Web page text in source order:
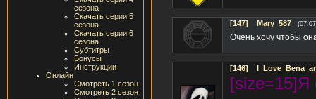
сезона
Скачать серии 5
сезона
Скачать серии 6
сезона
Субтитры
Бонусы
Инструкции
Онлайн
Смотреть 1 сезон
Смотреть 2 сезон
[147] Mary_587
Очень хочу чтобы
[146]
[size=15]Я